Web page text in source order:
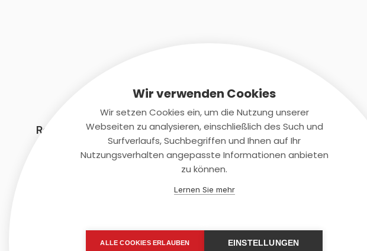
Rechtliches Kontaktiere uns
+(49)2131/708-4280
Wir verwenden Cookies
Wir setzen Cookies ein, um die Nutzung unserer
Webseiten zu analysieren, einschließlich des Such und
Surfverlaufs, Suchbegriffen und Ihnen auf Ihr
Nutzungsverhalten angepasste Informationen anbieten
zu können.
Lernen Sie mehr
ALLE COOKIES ERLAUBEN EINSTELLUNGEN